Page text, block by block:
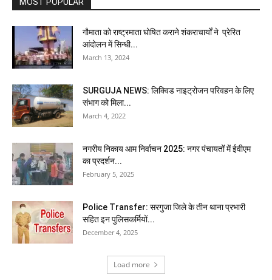
गौमाता को राष्ट्रमाता घोषित कराने शंकराचार्यों ने प्रेरित
आंदोलन में सिन्धी...
March 13, 2024
SURGUJA NEWS: लिक्विड नाइट्रोजन परिवहन के लिए
संभाग को मिला...
March 4, 2022
नगरीय निकाय आम निर्वाचन 2025: नगर पंचायतों में ईवीएम
का प्रदर्शन...
February 5, 2025
Police Transfer: सरगुजा जिले के तीन थाना प्रभारी
सहित इन पुलिसकर्मियों...
December 4, 2025
Load more